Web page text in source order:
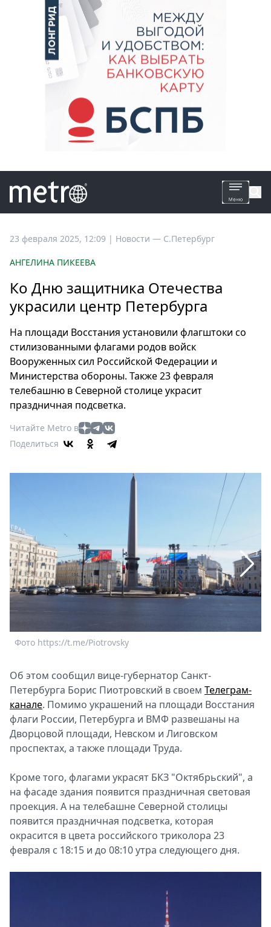
Все
Россия
Мир
Еда
Туризм
Мода
Театр
Кино
Афиша
Книги
Пресс-
Стримы
Спецпроекты
Звезды
Выборы
2026
Metro
23 февраля 2025, 12:09 | Новости — С.Петербург
АНГЕЛИНА ПИКЕЕВА
Ко Дню защитника Отечества
украсили центр Петербурга
На площади Восстания установили флагштоки со
стилизованными флагами родов войск
Вооруженных сил Российской Федерации и
Министерства обороны. Также 23 февраля
телебашню в Северной столице украсит
праздничная подсветка.
Читайте Metro в
Поделиться
Фото https://t.me/Piotrovsky
Об этом сообщил вице-губернатор Санкт-
Петербурга Борис Пиотровский в своем Телеграм-
канале. Помимо украшений на площади Восстания
флаги России, Петербурга и ВМФ развешаны на
Дворцовой площади, Невском и Лиговском
проспектах, а также площади Труда.
Кроме того, флагами украсят БКЗ "Октябрьский", а
на фасаде здания появится праздничная световая
проекция. А на телебашне Северной столицы
появится праздничная подсветка, которая
окрасится в цвета российского триколора 23
февраля с 18:15 и до 08:10 утра следующего дня.